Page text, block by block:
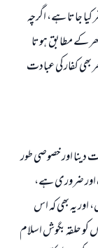
کیا جاتا ہے، اگرچہ
گھر کے مطابق ہوتا
بھی کفار کی عبادت
دینا اور خصوصی طور
اور ضروری ہے،
یہ بھی کہ اس
کو حلقہ بگوش اسلام